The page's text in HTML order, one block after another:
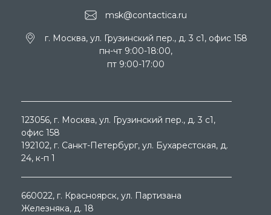
msk@contactica.ru
г. Москва, ул. Грузинский пер., д. 3 c1, офис 158
пн-чт 9:00-18:00,
пт 9:00-17:00
123056, г. Москва, ул. Грузинский пер., д. 3 c1,
офис 158
192102, г. Санкт-Петербург, ул. Бухарестская, д.
24, к-п 1
660022, г. Красноярск, ул. Партизана
Железняка, д. 18